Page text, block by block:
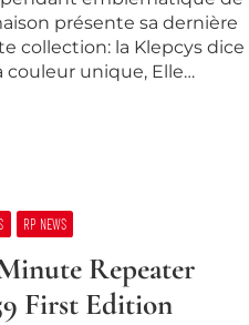
présente sa dernière
collection: la Klepcys dice
couleur unique, Elle…
RP NEWS
Repeater
First Edition